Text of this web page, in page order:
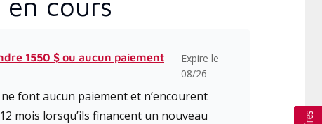
1550 $ ou aucun paiement
Expire le
08/26
font aucun paiement et n’encourent
mois lorsqu’ils financent un nouveau